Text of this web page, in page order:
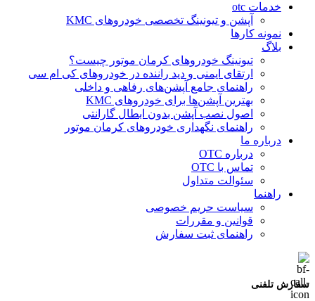
خدمات otc
آپشن و تیونینگ تخصصی خودروهای KMC
نمونه کارها
بلاگ
تیونینگ خودروهای کرمان موتور چیست؟
ارتقای ایمنی و دید راننده در خودروهای کی ام سی
راهنمای جامع آپشن‌های رفاهی و داخلی
بهترین آپشن‌ها برای خودروهای KMC
اصول نصب آپشن بدون ابطال گارانتی
راهنمای نگهداری خودروهای کرمان موتور
درباره ما
درباره OTC
تماس با OTC
سئوالت متداول
راهنما
سیاست حریم خصوصی
قوانین و مقررات
راهنمای ثبت سفارش
سفارش تلفنی